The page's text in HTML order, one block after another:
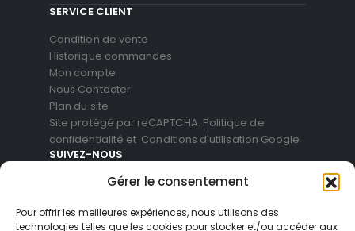
Gérer le consentement
Pour offrir les meilleures expériences, nous utilisons des
technologies telles que les cookies pour stocker et/ou accéder aux
SERVICE CLIENT
Condition de vente
Historique commandes
Mon compte
Nous Contacter
Plan du site
Site protégé par reCAPTCHA. Politique de
confidentialité et Conditions d'utilisation Google
SUIVEZ-NOUS